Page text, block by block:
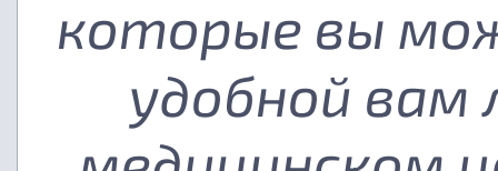
которые вы
удобной вам